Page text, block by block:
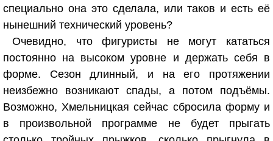
специально она это сделала, или таков и есть её
нынешний технический уровень?
Очевидно, что фигуристы не могут кататься
постоянно на высоком уровне и держать себя в
форме. Сезон длинный, и на его протяжении
неизбежно возникают спады, а потом подъёмы.
Возможно, Хмельницкая сейчас сбросила форму и
в произвольной программе не будет прыгать